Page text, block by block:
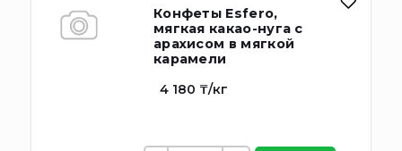
Конфеты Esfero,
мягкая какао-нуга с
арахисом в мягкой
карамели
4 180 ₸/кг